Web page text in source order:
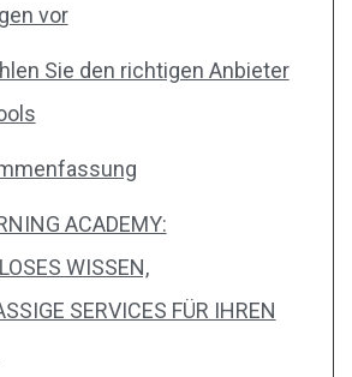
vor
Sie den richtigen Anbieter
ACADEMY:
WISSEN,
SERVICES FÜR IHREN